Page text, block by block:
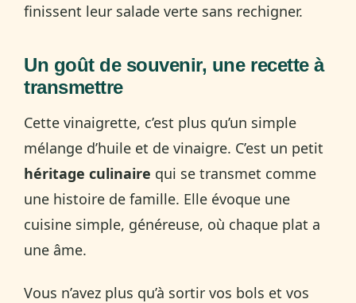
finissent leur salade verte sans rechigner.
Un goût de souvenir, une recette à
transmettre
Cette vinaigrette, c’est plus qu’un simple
mélange d’huile et de vinaigre. C’est un petit
héritage culinaire qui se transmet comme
une histoire de famille. Elle évoque une
cuisine simple, généreuse, où chaque plat a
une âme.
Vous n’avez plus qu’à sortir vos bols et vos